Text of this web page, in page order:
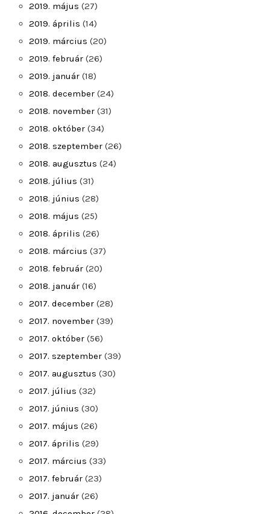
2019. május (27)
2019. április (14)
2019. március (20)
2019. február (26)
2019. január (18)
2018. december (24)
2018. november (31)
2018. október (34)
2018. szeptember (26)
2018. augusztus (24)
2018. július (31)
2018. június (28)
2018. május (25)
2018. április (26)
2018. március (37)
2018. február (20)
2018. január (16)
2017. december (28)
2017. november (39)
2017. október (56)
2017. szeptember (39)
2017. augusztus (30)
2017. július (32)
2017. június (30)
2017. május (26)
2017. április (29)
2017. március (33)
2017. február (23)
2017. január (26)